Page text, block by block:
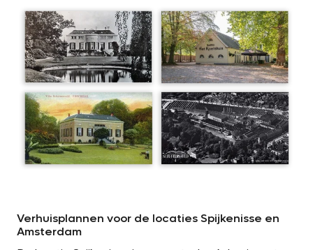
Verhuisplannen voor de locaties Spijkenisse en
Amsterdam